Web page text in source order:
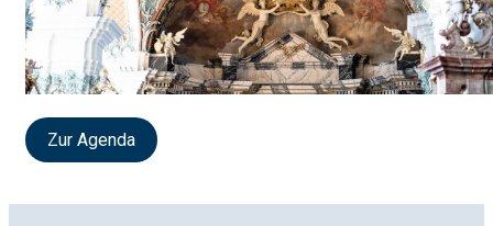
Zur Agenda